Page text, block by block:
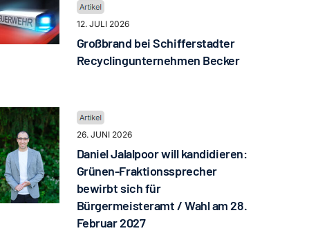
12. JULI 2026
Großbrand bei Schifferstadter
Recyclingunternehmen Becker
26. JUNI 2026
Daniel Jalalpoor will kandidieren:
Grünen-Fraktionssprecher
bewirbt sich für
Bürgermeisteramt / Wahl am 28.
Februar 2027